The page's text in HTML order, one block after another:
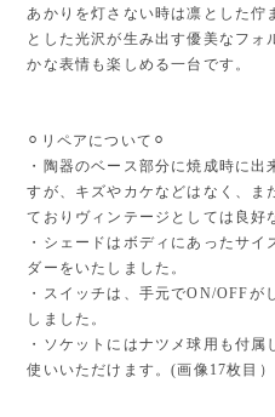
あかりを灯さない時は凛とした佇
とした光沢が生み出す優美なフォ
かな表情も楽しめる一台です。
⚪︎リペアについて⚪︎
・陶器のベース部分に焼成時に
すが、キズやカケなどはなく、ま
ておりヴィンテージとしては良好
・シェードはボディにあったサ
ダーをいたしました。
・スイッチは、手元でON/OFFが
しました。
・ソケットにはナツメ球用も付
使いいただけます。(画像17枚目）